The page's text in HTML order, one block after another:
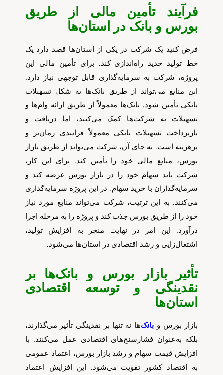
فرآیند تأمین مالی از طریق
بورس و بانک در استان‌ها
فرض کنید یک شرکت در یکی از استان‌ها قصد دارد یک
خط تولید جدید راه‌اندازی کند. برای تأمین مالی این
پروژه، شرکت به سرمایه‌گذاری قابل توجهی نیاز دارد.
این منابع می‌تواند از طریق بانک‌ها به شکل تسهیلات
بانکی تأمین شود. بانک‌ها معمولاً از طریق ارائه وام‌ها و
تسهیلات به شرکت‌ها کمک می‌کنند، اما دریافت و
بازپرداخت تسهیلات بانکی معمولاً فرایندی زمان‌بر و
پرهزینه است. به جای آن، شرکت می‌تواند از طریق بازار
بورس، منابع مالی خود را تأمین کند. برای این کار،
شرکت باید سهام خود را در بازار بورس عرضه کند و
سرمایه‌گذاران با خرید سهام، در این پروژه سرمایه‌گذاری
می‌کنند. به این ترتیب، شرکت می‌تواند منابع مورد نیاز
خود را از طریق بورس جذب کند و پروژه را به مرحله اجرا
درآورد. این امر در نهایت منجر به افزایش تولید،
اشتغال‌زایی و رشد اقتصادی در استان‌ها می‌شود.
تأثیر بازار بورس و بانک‌ها بر
نقدینگی و توسعه اقتصادی
استان‌ها
بازار بورس و بانک‌ها نه تنها بر نقدینگی تأثیر می‌گذارند،
بلکه به‌عنوان فشارسنج‌های اقتصادی عمل می‌کنند. با
افزایش قیمت سهام و رشد بازار بورس، اعتماد عمومی
به اقتصاد کشور تقویت می‌شود. این افزایش اعتماد